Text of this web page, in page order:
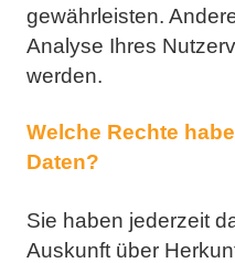
gewährleisten.
Analyse Ihres
werden.
Welche Rechte
Daten?
Sie haben jederzeit
Auskunft über